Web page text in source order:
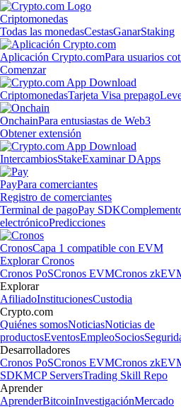
Criptomonedas
Todas las monedasCestasGanarStaking
Aplicación Crypto.comPara usuarios
Comenzar
CriptomonedasTarjeta Visa prepago
OnchainPara entusiastas de Web3
Obtener extensión
IntercambiosStakeExaminar DApps
PayPara comerciantes
Registro de comerciantes
Terminal de pagoPay SDK
electrónicoPredicciones
CronosCapa 1 compatible con EVM
Explorar Cronos
Cronos PoSCronos EVMCronos
Explorar
AfiliadoInstitucionesCustodia
Crypto.com
Quiénes somosNoticiasNoticias de
productosEventosEmpleoSocios
Desarrolladores
Cronos PoSCronos EVMCronos
SDKMCP ServersTrading Skill Repo
Aprender
AprenderBitcoinInvestigaciónMercado